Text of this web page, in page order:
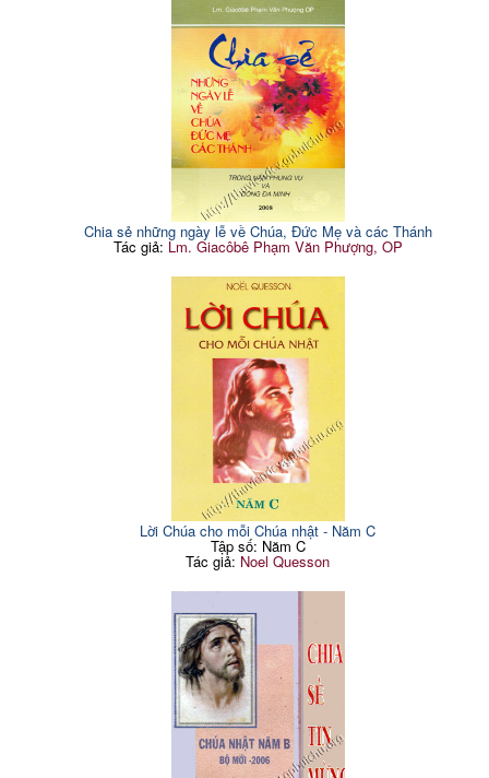
Chia sẻ những ngày lễ về Chúa, Đức Mẹ và các Thánh
Tác giả: Lm. Giacôbê Phạm Văn Phượng, OP
Lời Chúa cho mỗi Chúa nhật - Năm C
Tập số: Năm C
Tác giả: Noel Quesson